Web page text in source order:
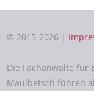
© 2015-2026 |
Die Fachanwälte für
Maulbetsch führen